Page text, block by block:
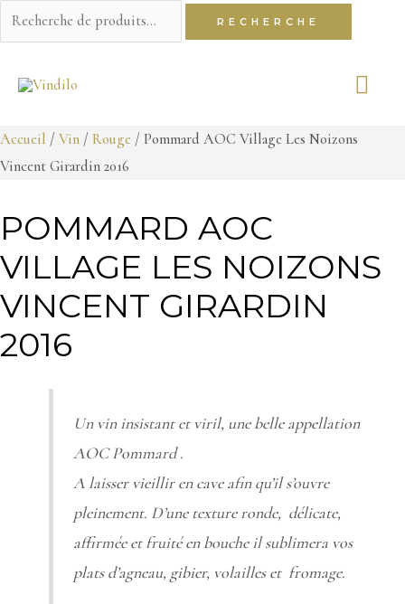
Recherche
pour :
RECHERCHE
Accueil / Vin / Rouge / Pommard AOC Village Les Noizons
Vincent Girardin 2016
POMMARD AOC
VILLAGE LES NOIZONS
VINCENT GIRARDIN
2016
Un vin insistant et viril, une belle appellation
AOC Pommard .
A laisser vieillir en cave afin qu’il s’ouvre
pleinement. D’une texture ronde, délicate,
affirmée et fruité en bouche il sublimera vos
plats d’agneau, gibier, volailles et fromage.